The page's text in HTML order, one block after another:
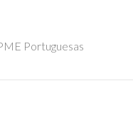
Portuguesas